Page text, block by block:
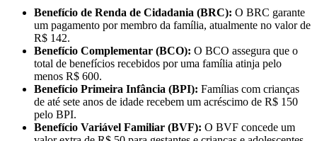
Benefício de Renda de Cidadania (BRC): O BRC garante
um pagamento por membro da família, atualmente no valor de
R$ 142.
Benefício Complementar (BCO): O BCO assegura que o
total de benefícios recebidos por uma família atinja pelo
menos R$ 600.
Benefício Primeira Infância (BPI): Famílias com crianças
de até sete anos de idade recebem um acréscimo de R$ 150
pelo BPI.
Benefício Variável Familiar (BVF): O BVF concede um